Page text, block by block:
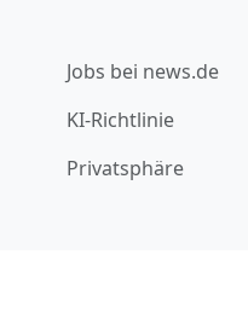
Jobs bei news.de
KI-Richtlinie
Privatsphäre